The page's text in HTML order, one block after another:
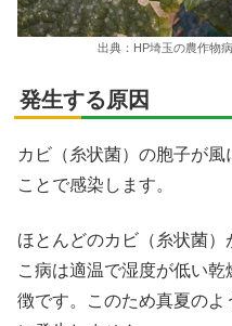
出典：HP埼玉の農作物
発生する原因
カビ（糸状菌）の胞子が
ことで感染します。
ほとんどのカビ（糸状菌
こ病は適温で湿度が低い
徴です。このため真夏の